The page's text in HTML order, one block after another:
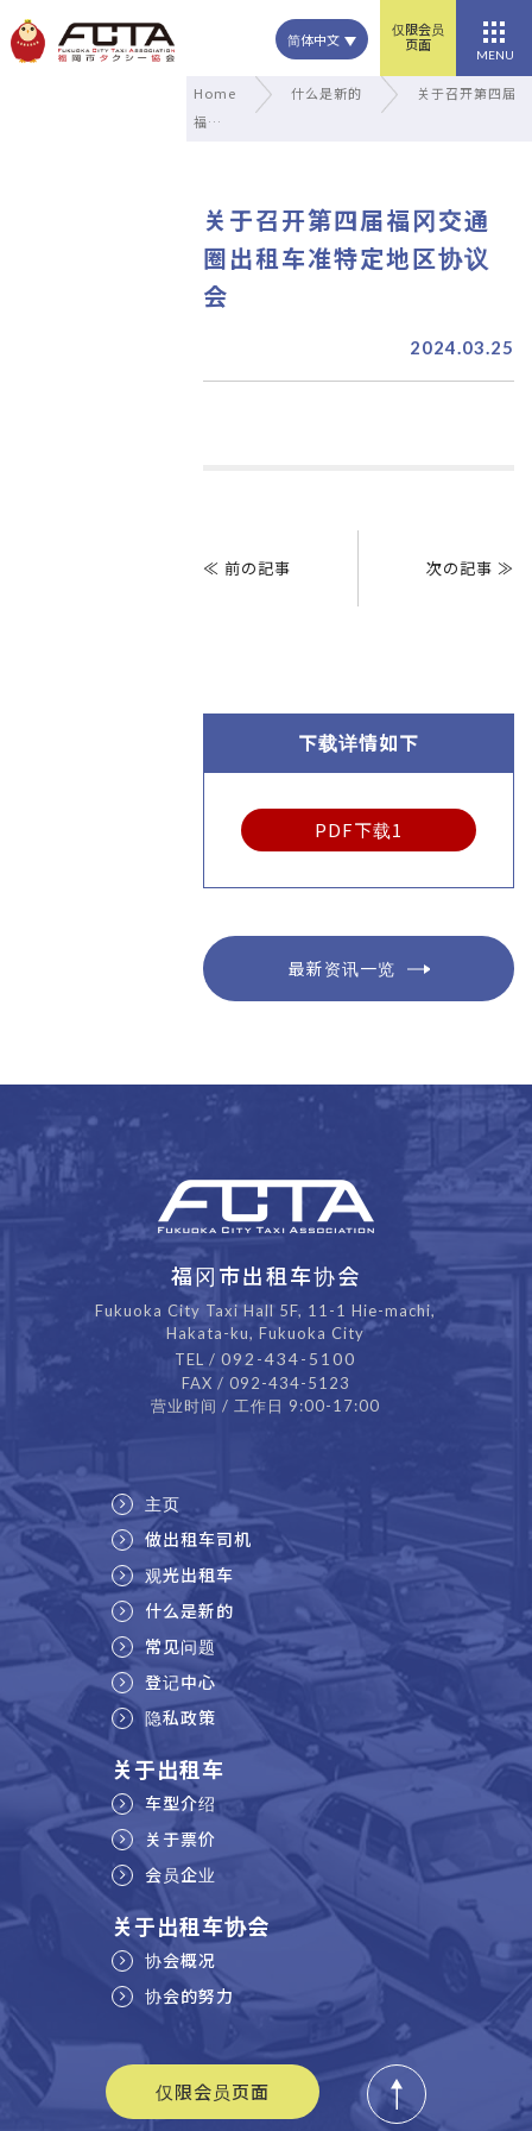
仅限会员
页面
简体中文
MENU
Home 什么是新的
关于召开第四届
福…
关于召开第四届福冈交通
圈出租车准特定地区协议
会
2024.03.25
导
≪ 前の記事 次の記事 ≫
下载详情如下
PDF下载1
最新资讯一览
福冈市出租车协会
Fukuoka City Taxi Hall 5F, 11-1 Hie-machi,
Hakata-ku, Fukuoka City
TEL /092-434-5100
FAX / 092-434-5123
营业时间 / 工作日 9:00-17:00
主页
做出租车司机
观光出租车
什么是新的
常见问题
登记中心
隐私政策
关于出租车
车型介绍
关于票价
会员企业
关于出租车协会
协会概况
协会的努力
仅限会员页面